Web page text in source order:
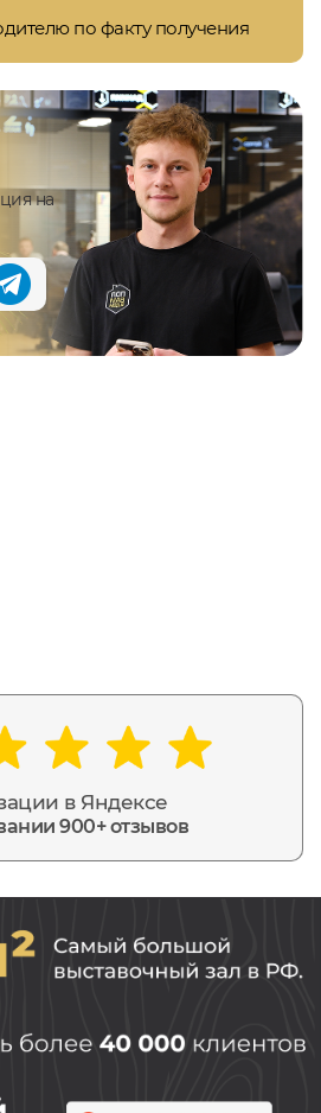
по факту получения
в Яндексе
900+ отзывов
на